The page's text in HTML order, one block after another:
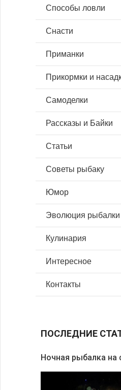
Способы ловли
Снасти
Приманки
Прикормки и
Самоделки
Рассказы и Байки
Статьи
Советы рыбаку
Юмор
Эволюция рыбалки
Кулинария
Интересное
Контакты
ПОСЛЕДНИЕ
Ночная рыбалка на